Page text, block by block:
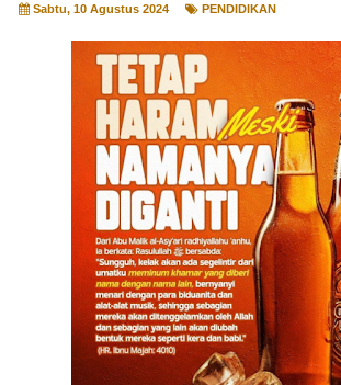
Sabtu, 10 Agustus 2024 PENDIDIKAN